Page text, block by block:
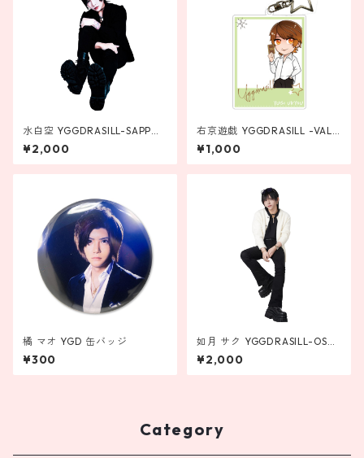
水白空 YGGDRASILL-SAPPOR
O- アクリルスタンド
¥2,000
右京遊戯 YGGDRASILL -VALH
ALLA- チェキアクリルキーホ
ルダー
¥1,000
橘 マオ YGD 缶バッジ
¥300
如月 サク YGGDRASILL-OSA
KA- アクリルスタンド
¥2,000
Category